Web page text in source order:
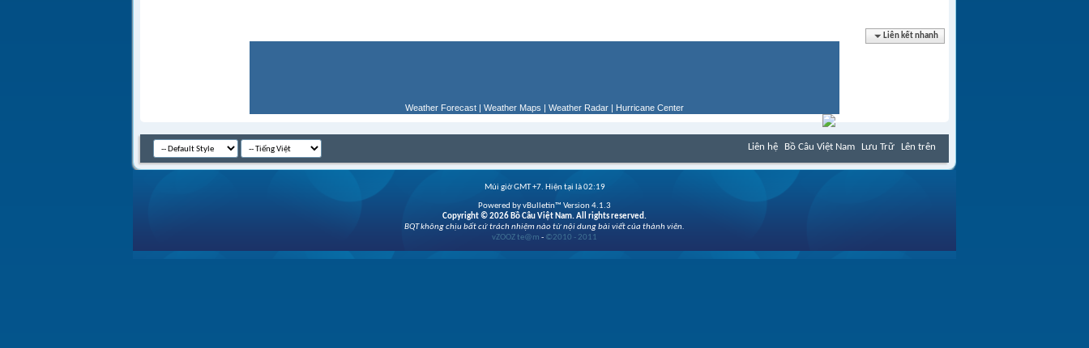
Liên kết nhanh
Weather Forecast | Weather Maps | Weather Radar | Hurricane Center
Liên hệ Bồ Câu Việt Nam Lưu Trữ Lên trên
Múi giờ GMT +7. Hiện tại là02:19
Powered by vBulletin™ Version 4.1.3
Copyright © 2026 Bồ Câu Việt Nam. All rights reserved.
BQT không chịu bất cứ trách nhiệm nào từ nội dung bài viết của thành viên.
vZOOZ te@m - ©2010 - 2011